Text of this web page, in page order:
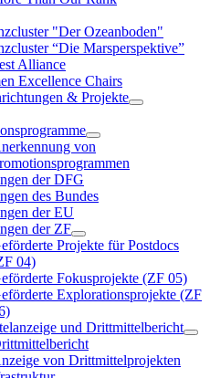
"Der Ozeanboden"
“Die Marsperspektive”
Alliance
Excellence Chairs
& Projekte
von
der DFG
des Bundes
der EU
der ZF
Projekte für Postdocs
04)
Fokusprojekte (ZF 05)
Explorationsprojekte (ZF
und Drittmittelbericht
von Drittmittelprojekten